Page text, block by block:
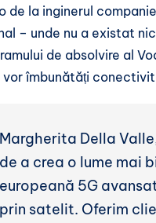
de la inginerul
– unde nu a existat
de absolvire al
vor îmbunătăți
Margherita Della
de a crea o lume mai
europeană 5G
prin satelit. Oferim